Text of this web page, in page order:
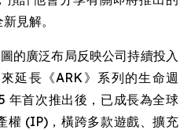
見解。
的廣泛布局反映公司持續投入
延長《ARK》系列的生命週
年首次推出後，已成長為全球
權 (IP)，橫跨多款遊戲、擴充